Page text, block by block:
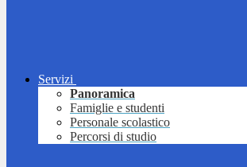
Servizi
Panoramica
Famiglie e studenti
Personale scolastico
Percorsi di studio